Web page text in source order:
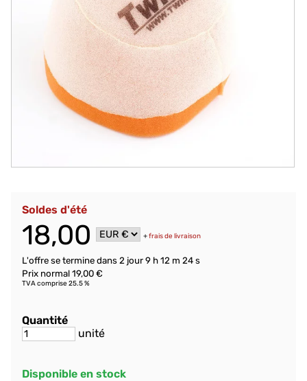
Soldes d'été
18,00 +frais de livraison
L'offre se termine dans 2 jour 9 h 12 m 24 s
Prix normal 19,00 €
TVA comprise 25.5 %
Quantité
unité
Disponible en stock